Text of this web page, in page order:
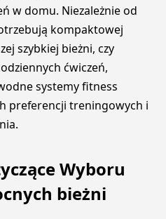
w domu. Niezależnie od
kompaktowej
szybkiej bieżni, czy
ćwiczeń,
systemy fitness
preferencji treningowych i
Wyboru
bieżni